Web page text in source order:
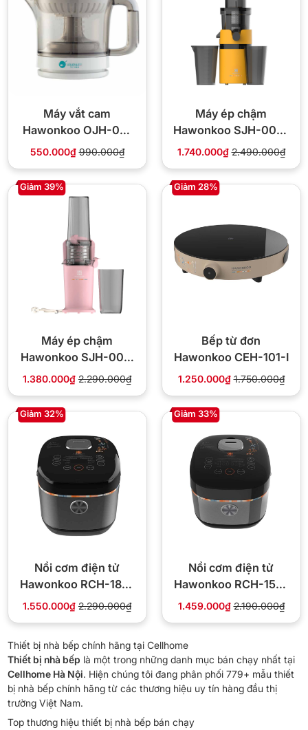
Máy vắt cam
Hawonkoo OJH-001
0.6L
550.000₫ 990.000₫
Máy ép chậm
Hawonkoo SJH-002-
GR/YL/CR 200W
1.740.000₫ 2.490.000₫
Giảm 39%
Máy ép chậm
Hawonkoo SJH-001-
PK
1.380.000₫ 2.290.000₫
Giảm 28%
Bếp từ đơn
Hawonkoo CEH-101-I
1.250.000₫ 1.750.000₫
Giảm 32%
Nồi cơm điện tử
Hawonkoo RCH-180-
BA dung tích 1.8 lít
1.550.000₫ 2.290.000₫
Giảm 33%
Nồi cơm điện tử
Hawonkoo RCH-150-
BA dung tích 1.5 lít
1.459.000₫ 2.190.000₫
Thiết bị nhà bếp chính hãng tại Cellhome
Thiết bị nhà bếp là một trong những danh mục bán chạy nhất tại
Cellhome Hà Nội. Hiện chúng tôi đang phân phối 779+ mẫu thiết
bị nhà bếp chính hãng từ các thương hiệu uy tín hàng đầu thị
trường Việt Nam.
Top thương hiệu thiết bị nhà bếp bán chạy